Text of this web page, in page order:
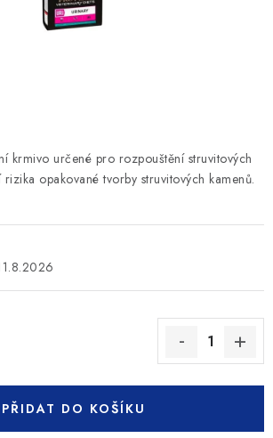
krmivo určené pro rozpouštění struvitových
opakované tvorby struvitových kamenů.
PŘIDAT DO KOŠÍKU